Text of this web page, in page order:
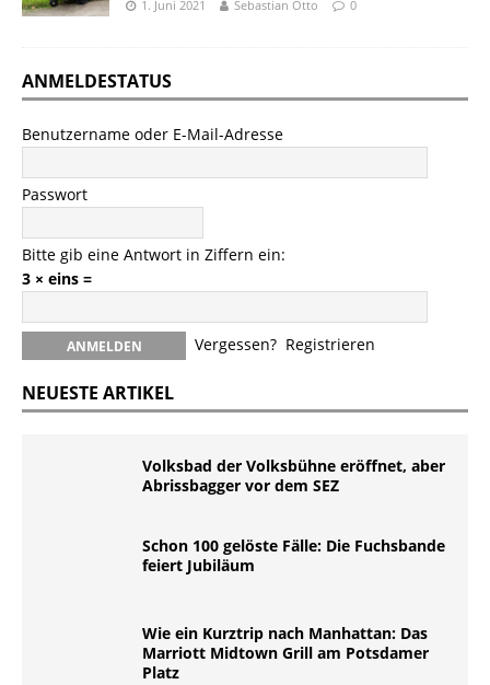
1. Juni 2021 Sebastian Otto 0
ANMELDESTATUS
Benutzername oder E-Mail-Adresse
Passwort
Bitte gib eine Antwort in Ziffern ein:
3 × eins =
Vergessen? Registrieren
NEUESTE ARTIKEL
Volksbad der Volksbühne eröffnet, aber
Abrissbagger vor dem SEZ
Schon 100 gelöste Fälle: Die Fuchsbande
feiert Jubiläum
Wie ein Kurztrip nach Manhattan: Das
Marriott Midtown Grill am Potsdamer
Platz